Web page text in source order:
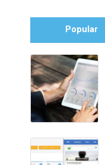
Popular